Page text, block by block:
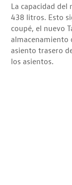
La capacidad
438 litros. Esto
coupé, el nuevo
almacenamiento
asiento trasero
los asientos.